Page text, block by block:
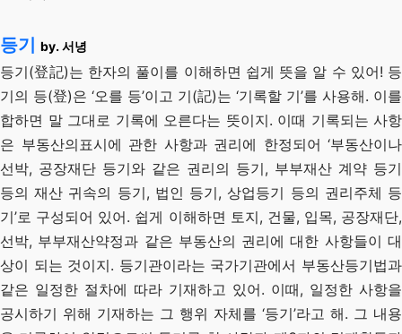
등기 by. 서녕
등기(登記)는 한자의 풀이를 이해하면 쉽게 뜻을 알 수 있어! 등
기의 등(登)은 ‘오를 등’이고 기(記)는 ‘기록할 기’를 사용해. 이를
합하면 말 그대로 기록에 오른다는 뜻이지. 이때 기록되는 사항
은 부동산의표시에 관한 사항과 권리에 한정되어 ‘부동산이나
선박, 공장재단 등기와 같은 권리의 등기, 부부재산 계약 등기
등의 재산 귀속의 등기, 법인 등기, 상업등기 등의 권리주체 등
기’로 구성되어 있어. 쉽게 이해하면 토지, 건물, 입목, 공장재단,
선박, 부부재산약정과 같은 부동산의 권리에 대한 사항들이 대
상이 되는 것이지. 등기관이라는 국가기관에서 부동산등기법과
같은 일정한 절차에 따라 기재하고 있어. 이때, 일정한 사항을
공시하기 위해 기재하는 그 행위 자체를 ‘등기’라고 해. 그 내용